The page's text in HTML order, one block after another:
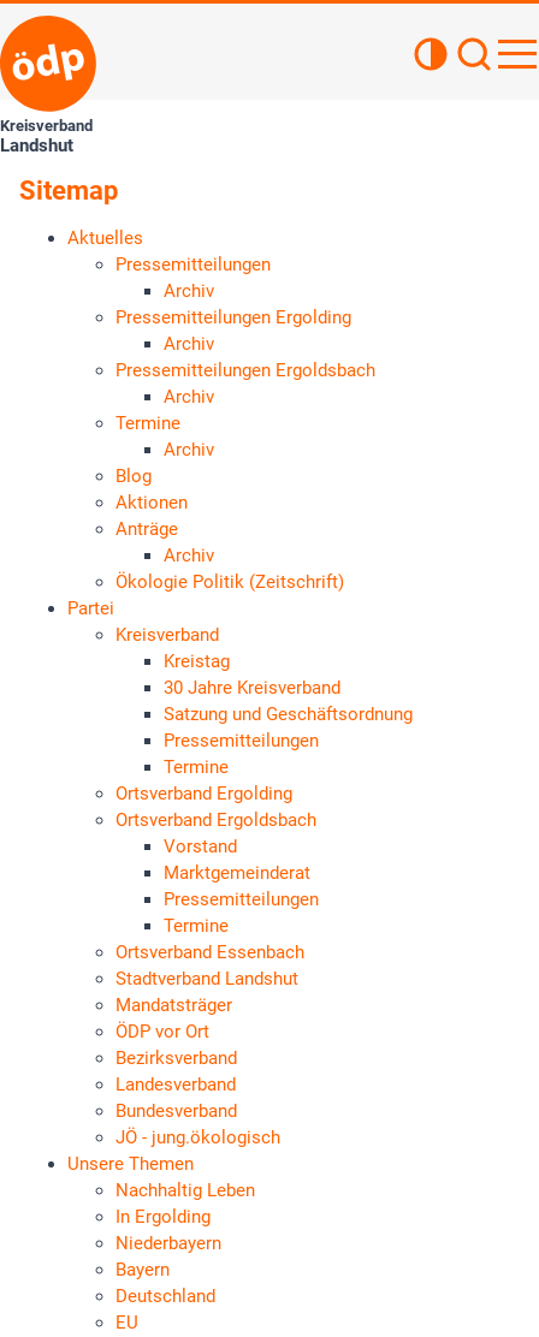
Kreisverband
Landshut
Sitemap
Aktuelles
Pressemitteilungen
Archiv
Pressemitteilungen Ergolding
Archiv
Pressemitteilungen Ergoldsbach
Archiv
Termine
Archiv
Blog
Aktionen
Anträge
Archiv
Ökologie Politik (Zeitschrift)
Partei
Kreisverband
Kreistag
30 Jahre Kreisverband
Satzung und Geschäftsordnung
Pressemitteilungen
Termine
Ortsverband Ergolding
Ortsverband Ergoldsbach
Vorstand
Marktgemeinderat
Pressemitteilungen
Termine
Ortsverband Essenbach
Stadtverband Landshut
Mandatsträger
ÖDP vor Ort
Bezirksverband
Landesverband
Bundesverband
JÖ - jung.ökologisch
Unsere Themen
Nachhaltig Leben
In Ergolding
Niederbayern
Bayern
Deutschland
EU